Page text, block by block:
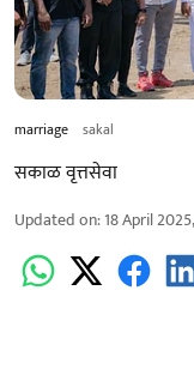
marriage sakal
सकाळ वृत्तसेवा
Updated on:18 April